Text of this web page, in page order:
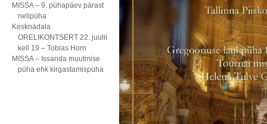
MISSA – 9. pühapäev pärast
nelipüha
Kesknädala
ORELIKONTSERT 22. juulil
kell 19 – Tobias Horn
MISSA – Issanda muutmise
püha ehk kirgastamispüha